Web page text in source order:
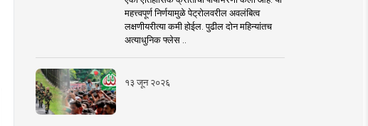
महत्त्वपूर्ण निर्णयामुळे पेट्रोलवरील अवलंबित्व
लक्षणीयरीत्या कमी होईल. पुढील दोन महिन्यांतच
अत्याधुनिक फ्लेस ..
१३ जून २०२६